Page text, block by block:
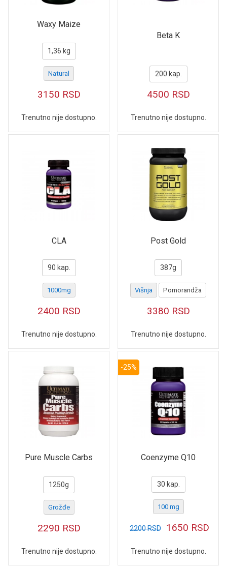
Waxy Maize
1,36 kg
Natural
3150 RSD
Trenutno nije dostupno.
Beta K
200 kap.
4500 RSD
Trenutno nije dostupno.
CLA
90 kap.
1000mg
2400 RSD
Trenutno nije dostupno.
Post Gold
387g
Višnja Pomorandža
3380 RSD
Trenutno nije dostupno.
Pure Muscle Carbs
1250g
Grožđe
2290 RSD
Trenutno nije dostupno.
-25%
Coenzyme Q10
30 kap.
100 mg
2200RSD 1650 RSD
Trenutno nije dostupno.